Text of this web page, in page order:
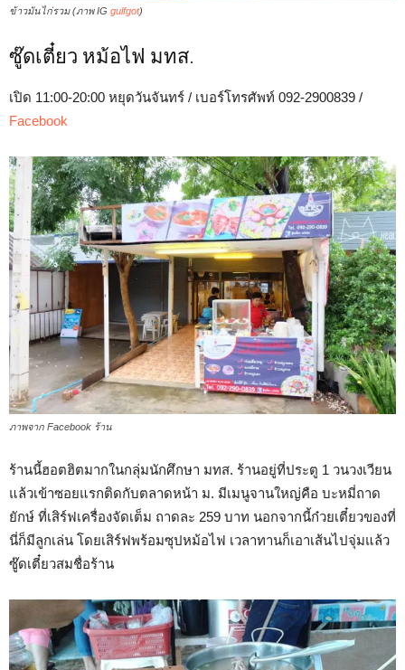
ข้าวมันไก่รวม (ภาพ IG gulfgot)
ซู๊ดเตี๋ยว หม้อไฟ มทส.
เปิด 11:00-20:00 หยุดวันจันทร์ / เบอร์โทรศัพท์ 092-2900839 /
Facebook
ภาพจาก Facebook ร้าน
ร้านนี้ฮอตฮิตมากในกลุ่มนักศึกษา มทส. ร้านอยู่ที่ประตู 1 วนวงเวียน
แล้วเข้าซอยแรกติดกับตลาดหน้า ม. มีเมนูจานใหญ่คือ บะหมี่ถาด
ยักษ์ ที่เสิร์ฟเครื่องจัดเต็ม ถาดละ 259 บาท นอกจากนี้ก๋วยเตี๋ยวของที่
นี่ก็มีลูกเล่น โดยเสิร์ฟพร้อมซุปหม้อไฟ เวลาทานก็เอาเส้นไปจุ่มแล้ว
ซู๊ดเตี๋ยวสมชื่อร้าน